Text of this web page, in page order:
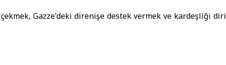
Gazze'deki direnişe destek vermek ve kardeşliği